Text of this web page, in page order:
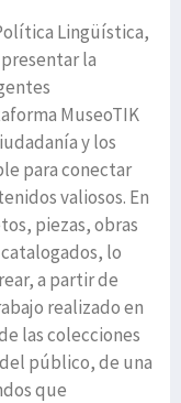
Lingüística,
la
MuseoTIK
y los
para conectar
valiosos. En
piezas, obras
lo
a partir de
realizado en
las colecciones
público, de una
que